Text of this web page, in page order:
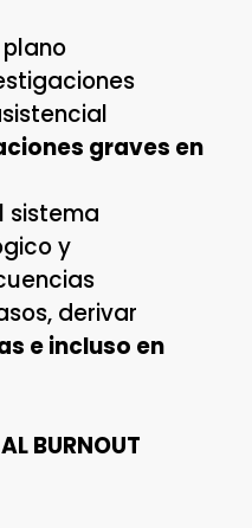
graves en
sistema
y
derivar
e incluso en
BURNOUT